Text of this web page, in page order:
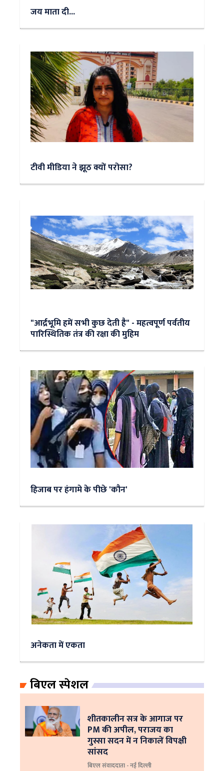
जय माता दी...
टीवी मीडिया ने झूठ क्यों परोसा?
"आर्द्रभूमि हमें सभी कुछ देती है" - महत्वपूर्ण पर्वतीय
पारिस्थितिक तंत्र की रक्षा की मुहिम
हिजाब पर हंगामे के पीछे 'कौन'
अनेकता में एकता
बिएल स्पेशल
शीतकालीन सत्र के आगाज पर
PM की अपील, पराजय का
गुस्सा सदन में न निकालें विपक्षी
सांसद
बिएल संवाददाता - नई दिल्ली